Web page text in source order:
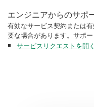
エンジニアからのサポ
有効なサービス契約または
要な場合があります。サポ
サービスリクエストを開く